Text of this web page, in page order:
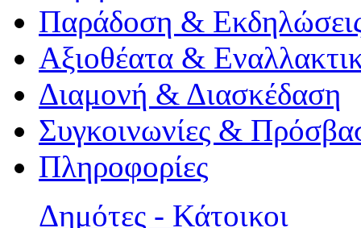
Παράδοση &
Αξιοθέατα &
Διαμονή & Διασκέδαση
Συγκοινωνίες &
Πληροφορίες
Δημότες - Κάτοικοι